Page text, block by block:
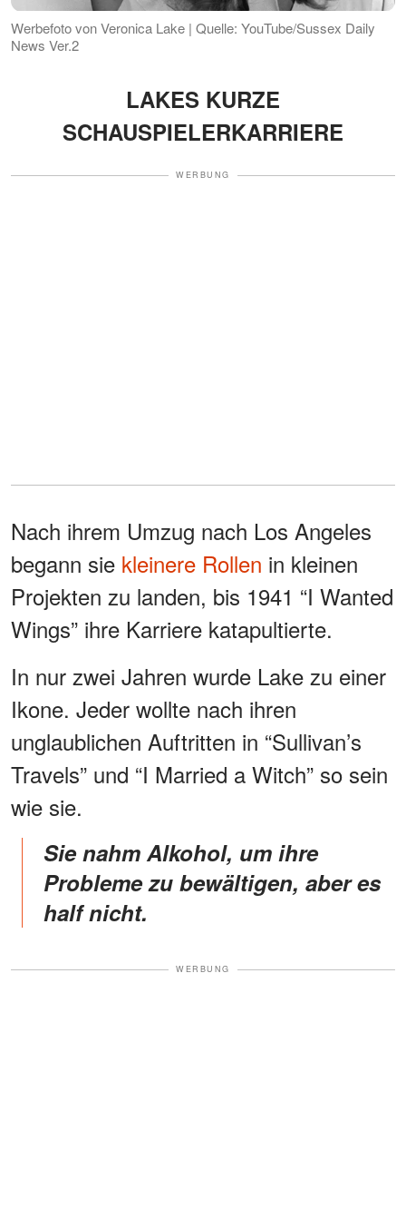
Werbefoto von Veronica Lake | Quelle: YouTube/Sussex Daily
News Ver.2
LAKES KURZE
SCHAUSPIELERKARRIERE
WERBUNG
Nach ihrem Umzug nach Los Angeles
begann sie kleinere Rollen in kleinen
Projekten zu landen, bis 1941 “I Wanted
Wings” ihre Karriere katapultierte.
In nur zwei Jahren wurde Lake zu einer
Ikone. Jeder wollte nach ihren
unglaublichen Auftritten in “Sullivan’s
Travels” und “I Married a Witch” so sein
wie sie.
Sie nahm Alkohol, um ihre
Probleme zu bewältigen, aber es
half nicht.
WERBUNG